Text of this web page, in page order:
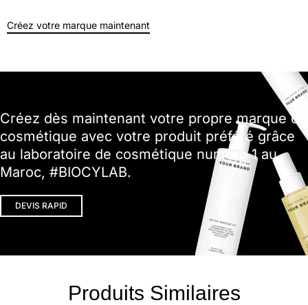
Créez votre marque maintenant
Créez dès maintenant votre propre marque de
cosmétique avec votre produit préféré grâce
au laboratoire de cosmétique numéro 1 au
Maroc, #BIOCYLAB.
DEVIS RAPID
Produits Similaires